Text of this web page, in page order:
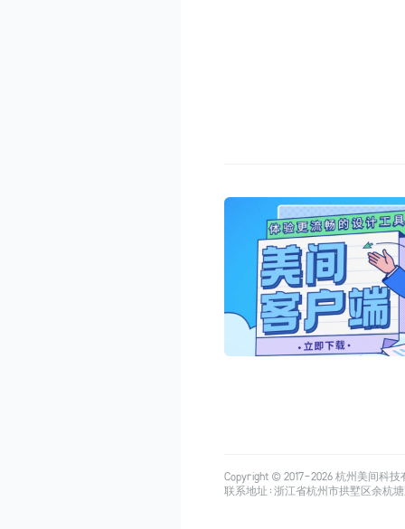
Copyright © 2017-2026杭州美间科技
联系地址：浙江省杭州市拱墅区余杭